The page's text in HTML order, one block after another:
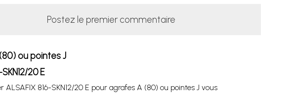
Postez le premier commentaire
ou pointes J
20 E
816-SKN12/20 E pour agrafes A (80) ou pointes J vous